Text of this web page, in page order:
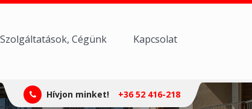
Szolgáltatások, Cégünk Kapcsolat
Hívjon minket! +36 52 416-218